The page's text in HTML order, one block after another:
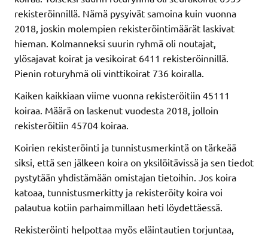
rekisteröinnillä. Nämä pysyivät samoina kuin vuonna
2018, joskin molempien rekisteröintimäärät laskivat
hieman. Kolmanneksi suurin ryhmä oli noutajat,
ylösajavat koirat ja vesikoirat 6411 rekisteröinnillä.
Pienin roturyhmä oli vinttikoirat 736 koiralla.
Kaiken kaikkiaan viime vuonna rekisteröitiin 45111
koiraa. Määrä on laskenut vuodesta 2018, jolloin
rekisteröitiin 45704 koiraa.
Koirien rekisteröinti ja tunnistusmerkintä on tärkeää
siksi, että sen jälkeen koira on yksilöitävissä ja sen tiedot
pystytään yhdistämään omistajan tietoihin. Jos koira
katoaa, tunnistusmerkitty ja rekisteröity koira voi
palautua kotiin parhaimmillaan heti löydettäessä.
Rekisteröinti helpottaa myös eläintautien torjuntaa,